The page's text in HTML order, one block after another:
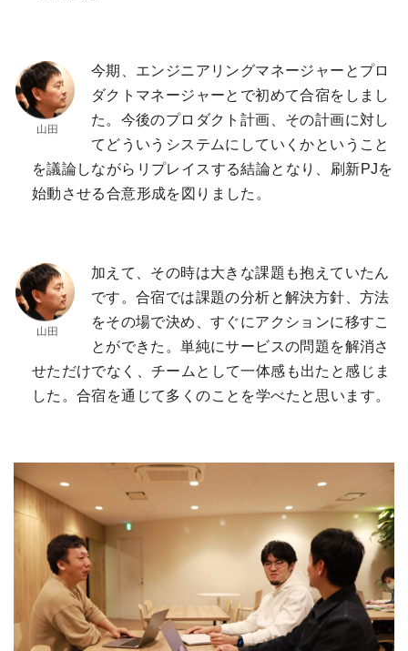
今期、エンジニアリングマネージャーとプロ
ダクトマネージャーとで初めて合宿をしまし
た。今後のプロダクト計画、その計画に対し
てどういうシステムにしていくかということ
を議論しながらリプレイスする結論となり、刷新PJを
始動させる合意形成を図りました。
加えて、その時は大きな課題も抱えていたん
です。合宿では課題の分析と解決方針、方法
をその場で決め、すぐにアクションに移すこ
とができた。単純にサービスの問題を解消さ
せただけでなく、チームとして一体感も出たと感じま
した。合宿を通じて多くのことを学べたと思います。